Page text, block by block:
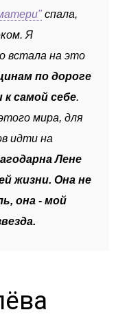
спала,
Я
встала на это
по дороге
самой себе.
мира, для
идти на
Лене
жизни. Она не
она - мой